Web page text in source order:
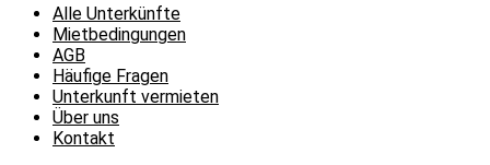
Alle Unterkünfte
Mietbedingungen
AGB
Häufige Fragen
Unterkunft vermieten
Über uns
Kontakt